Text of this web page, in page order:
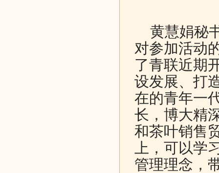
黄慧娟秘
对参加活动
了青联近期
设发展、打
在的青年一
长，博大精
和茶叶销售
上，可以学
管理理念，